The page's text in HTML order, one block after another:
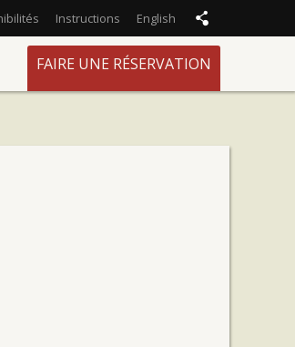
Instructions English
FAIRE UNE RÉSERVATION